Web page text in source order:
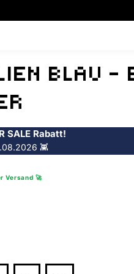
BLAU –
SALE Rabatt!
👾
Versand 🚀